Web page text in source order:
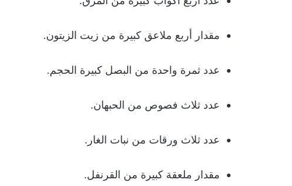
مقدار أربع ملاعق كبيرة من زيت الزيتون.
عدد ثمرة واحدة من البصل كبيرة الحجم.
عدد ثلاث فصوص من الحبهان.
عدد ثلاث ورقات من نبات الغار.
مقدار ملعقة كبيرة من القرنفل.